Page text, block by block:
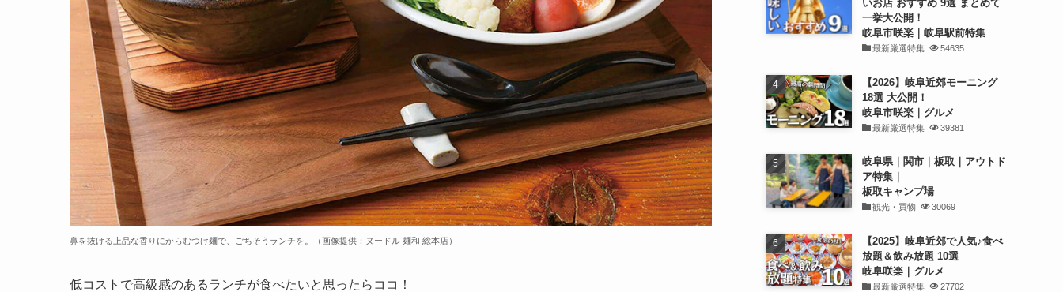
鼻を抜ける上品な香りにからむつけ麺で、ごちそうランチを。（画像提供：ヌードル 麺和 総本店）
低コストで高級感のあるランチが食べたいと思ったらココ！
いお店 おすすめ 9選 まとめて
一挙大公開！
岐阜市咲楽｜岐阜駅前特集
最新厳選特集 54635
【2026】岐阜近郊モーニング
18選 大公開！
岐阜市咲楽｜グルメ
最新厳選特集 39381
岐阜県｜関市｜板取｜アウトド
ア特集｜
板取キャンプ場
観光・買物 30069
【2025】岐阜近郊で人気♪食べ
放題＆飲み放題 10選
岐阜咲楽｜グルメ
最新厳選特集 27702